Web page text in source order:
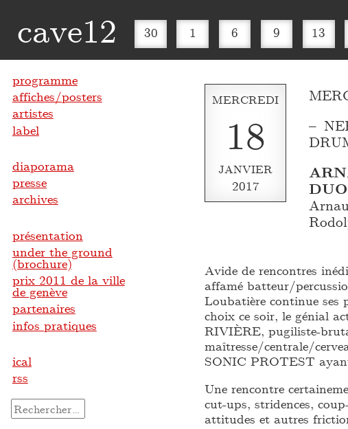
cave12 30 1 6 9 13
MERCREDI
18
JANVIER
2017
–
DUO
Avide de rencontres
affamé batteur/
Loubatière continue ses
choix ce soir, le génial
RIVIÈRE, pugiliste-
maîtresse/centrale/
SONIC PROTEST
Une rencontre
cut-ups, stridences,
attitudes et autres
programme
affiches/posters
artistes
label
diaporama
presse
archives
présentation
under the ground
(brochure)
prix 2011 de la ville
de genève
partenaires
infos pratiques
ical
rss
Rechercher :